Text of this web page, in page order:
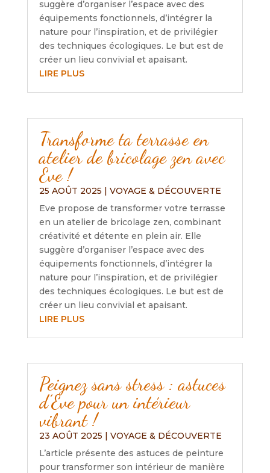
suggère d’organiser l’espace avec des
équipements fonctionnels, d’intégrer la
nature pour l’inspiration, et de privilégier
des techniques écologiques. Le but est de
créer un lieu convivial et apaisant.
LIRE PLUS
Transforme ta terrasse en
atelier de bricolage zen avec
Eve !
25 AOÛT 2025 | VOYAGE & DÉCOUVERTE
Eve propose de transformer votre terrasse
en un atelier de bricolage zen, combinant
créativité et détente en plein air. Elle
suggère d’organiser l’espace avec des
équipements fonctionnels, d’intégrer la
nature pour l’inspiration, et de privilégier
des techniques écologiques. Le but est de
créer un lieu convivial et apaisant.
LIRE PLUS
Peignez sans stress : astuces
d’Eve pour un intérieur
vibrant !
23 AOÛT 2025 | VOYAGE & DÉCOUVERTE
L’article présente des astuces de peinture
pour transformer son intérieur de manière